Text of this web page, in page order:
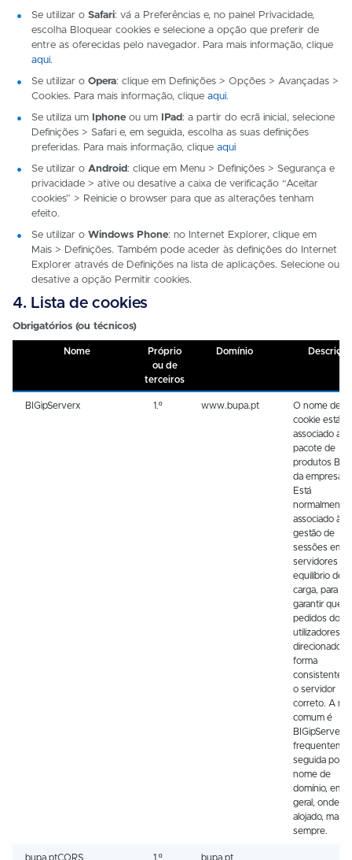
Se utilizar o Safari: vá a Preferências e, no painel Privacidade,
escolha Bloquear cookies e selecione a opção que preferir de
entre as oferecidas pelo navegador. Para mais informação, clique
aqui.
Se utilizar o Opera: clique em Definições > Opções > Avançadas >
Cookies. Para mais informação, clique aqui.
Se utiliza um Iphone ou um IPad: a partir do ecrã inicial, selecione
Definições > Safari e, em seguida, escolha as suas definições
preferidas. Para mais informação, clique aqui
Se utilizar o Android: clique em Menu > Definições > Segurança e
privacidade > ative ou desative a caixa de verificação “Aceitar
cookies” > Reinicie o browser para que as alterações tenham
efeito.
Se utilizar o Windows Phone: no Internet Explorer, clique em
Mais > Definições. Também pode aceder às definições do Internet
Explorer através de Definições na lista de aplicações. Selecione ou
desative a opção Permitir cookies.
4. Lista de cookies
Obrigatórios (ou técnicos)
Nome
Próprio
ou de
terceiros
Domínio Descrição
BIGipServerx 1.º www.bupa.pt
O nome
cookie está
associado ao
pacote de
produtos
da empresa
Está
normalmente
associado à
gestão de
sessões em
servidores
equilíbrio de
carga, para
garantir que
pedidos dos
utilizadores
direcionados
forma
consistente
o servidor
correto. A raiz
comum é
BIGipServer,
seguida por
nome de
domínio, em
geral, onde
alojado, mas
sempre.
bupa.ptCORS 1.º bupa.pt